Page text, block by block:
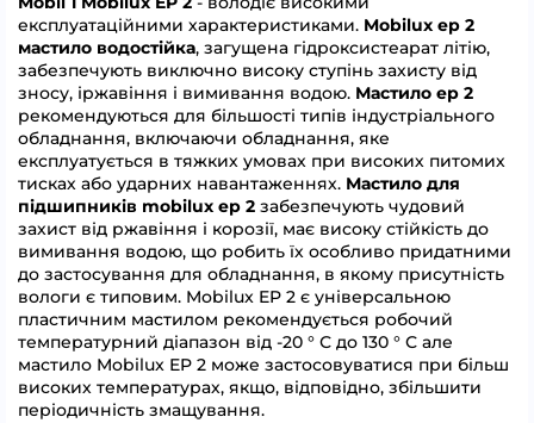
експлуатаційними характеристиками. Mobilux ep 2
мастило водостійка, загущена гідроксистеарат літію,
забезпечують виключно високу ступінь захисту від
зносу, іржавіння і вимивання водою. Мастило ep 2
рекомендуються для більшості типів індустріального
обладнання, включаючи обладнання, яке
експлуатується в тяжких умовах при високих питомих
тисках або ударних навантаженнях. Мастило для
підшипників mobilux ep 2 забезпечують чудовий
захист від ржавіння і корозії, має високу стійкість до
вимивання водою, що робить їх особливо придатними
до застосування для обладнання, в якому присутність
вологи є типовим. Mobilux EP 2 є універсальною
пластичним мастилом рекомендується робочий
температурний діапазон від -20 ° С до 130 ° С але
мастило Mobilux EP 2 може застосовуватися при більш
високих температурах, якщо, відповідно, збільшити
періодичність змащування.